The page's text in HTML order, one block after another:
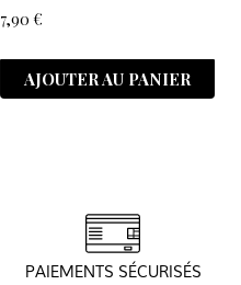
7,90 €
AJOUTER AU PANIER
PAIEMENTS SÉCURISÉS